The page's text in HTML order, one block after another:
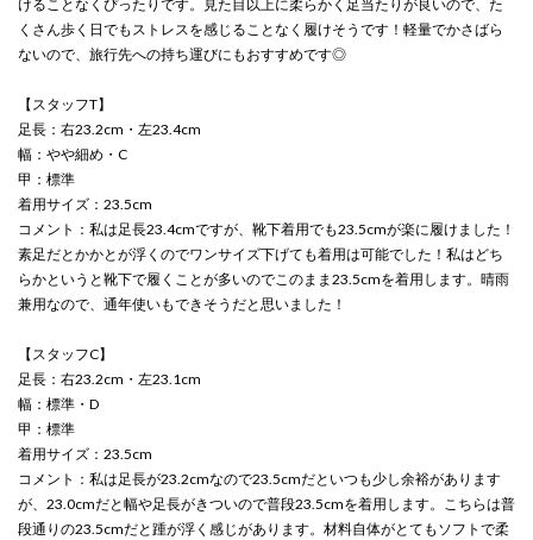
けることなくぴったりです。見た目以上に柔らかく足当たりが良いので、た
くさん歩く日でもストレスを感じることなく履けそうです！軽量でかさばら
ないので、旅行先への持ち運びにもおすすめです◎
【スタッフT】
足長：右23.2cm・左23.4cm
幅：やや細め・C
甲：標準
着用サイズ：23.5cm
コメント：私は足長23.4cmですが、靴下着用でも23.5cmが楽に履けました！
素足だとかかとが浮くのでワンサイズ下げても着用は可能でした！私はどち
らかというと靴下で履くことが多いのでこのまま23.5cmを着用します。晴雨
兼用なので、通年使いもできそうだと思いました！
【スタッフC】
足長：右23.2cm・左23.1cm
幅：標準・D
甲：標準
着用サイズ：23.5cm
コメント：私は足長が23.2cmなので23.5cmだといつも少し余裕があります
が、23.0cmだと幅や足長がきついので普段23.5cmを着用します。こちらは普
段通りの23.5cmだと踵が浮く感じがあります。材料自体がとてもソフトで柔